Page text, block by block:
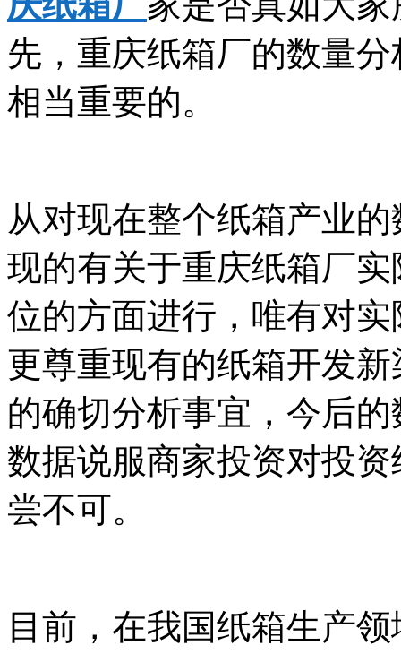
先，重庆纸箱厂的数量
相当重要的。
从对现在整个纸箱产业
现的有关于重庆纸箱厂
位的方面进行，唯有对
更尊重现有的纸箱开发
的确切分析事宜，今后
数据说服商家投资对投
尝不可。
目前，在我国纸箱生产